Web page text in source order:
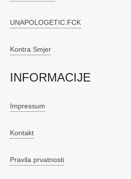
UNAPOLOGETIC.FCK
Kontra Smjer
INFORMACIJE
Impressum
Kontakt
Pravila prvatnosti